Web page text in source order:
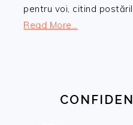
pentru voi, citind
Read More…